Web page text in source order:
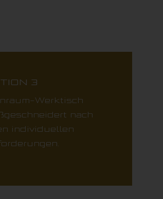
3
Werktisch
nach
individuellen